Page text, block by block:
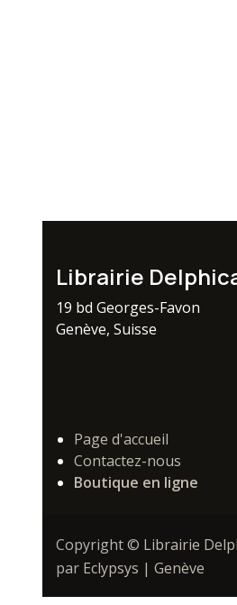
Librairie
19 bd Georges-Favon
Genève, Suisse
Page d'accueil
Contactez-nous
Boutique en ligne
Copyright © Librairie
par Eclypsys | Genève